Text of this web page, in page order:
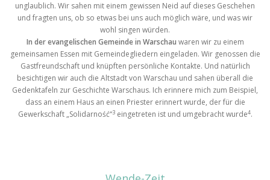
unglaublich. Wir sahen mit einem gewissen Neid auf dieses Geschehen
und fragten uns, ob so etwas bei uns auch möglich wäre, und was wir
wohl singen würden.
In der evangelischen Gemeinde in Warschau waren wir zu einem
gemeinsamen Essen mit Gemeindegliedern eingeladen. Wir genossen die
Gastfreundschaft und knüpften persönliche Kontakte. Und natürlich
besichtigen wir auch die Altstadt von Warschau und sahen überall die
Gedenktafeln zur Geschichte Warschaus. Ich erinnere mich zum Beispiel,
dass an einem Haus an einen Priester erinnert wurde, der für die
Gewerkschaft „Solidarność“3eingetreten ist und umgebracht wurde4.